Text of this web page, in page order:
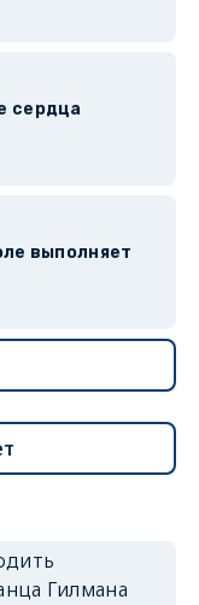
сердца
выполняет
Гилмана